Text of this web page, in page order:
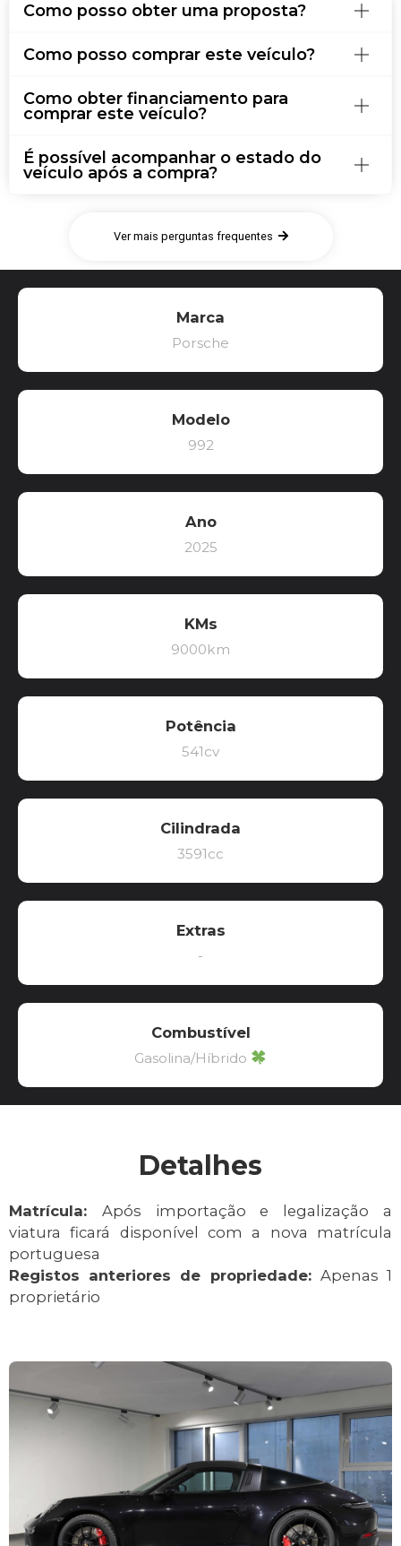
Como posso obter uma proposta?
Como posso comprar este veículo?
Como obter financiamento para
comprar este veículo?
É possível acompanhar o estado do
veículo após a compra?
Ver mais perguntas frequentes
Marca
Porsche
Modelo
992
Ano
2025
KMs
9000km
Potência
541cv
Cilindrada
3591cc
Extras
-
Combustível
Gasolina/Híbrido
Detalhes
Matrícula: Após importação e legalização a
viatura ficará disponível com a nova matrícula
portuguesa
Registos anteriores de propriedade: Apenas 1
proprietário